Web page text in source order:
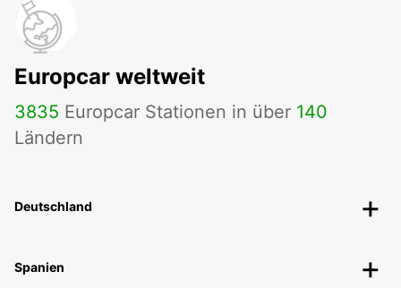
Europcar weltweit
3835 Europcar Stationen in über 140
Ländern
Deutschland
Spanien